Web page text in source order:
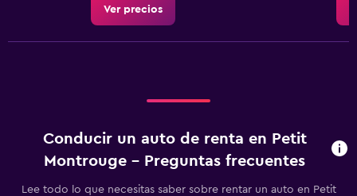
Ver precios
Conducir un auto de renta en Petit
Montrouge - Preguntas frecuentes
Lee todo lo que necesitas saber sobre rentar un auto en Petit